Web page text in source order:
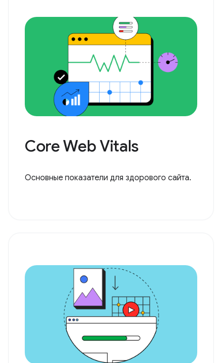
Core Web Vitals
Основные показатели для здорового сайта.